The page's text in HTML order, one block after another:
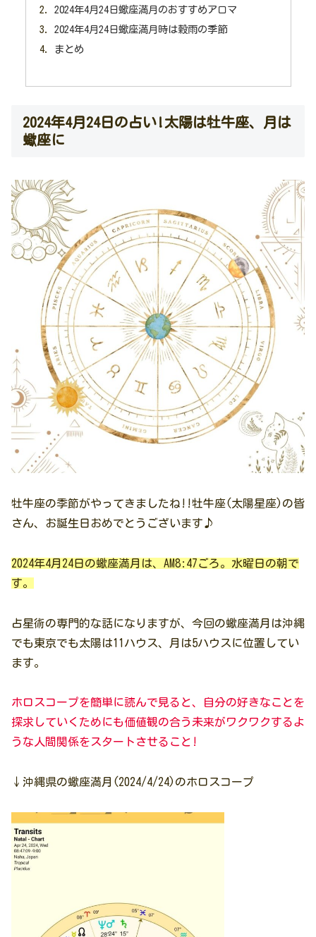
2024年4月24日蠍座満月のおすすめアロマ
2024年4月24日蠍座満月時は穀雨の季節
まとめ
2024年4月24日の占い!太陽は牡牛座、月は
蠍座に
牡牛座の季節がやってきましたね!!牡牛座(太陽星座)の皆
さん、お誕生日おめでとうございます♪
2024年4月24日の蠍座満月は、AM8:47ごろ。水曜日の朝で
す。
占星術の専門的な話になりますが、今回の蠍座満月は沖縄
でも東京でも太陽は11ハウス、月は5ハウスに位置してい
ます。
ホロスコープを簡単に読んで見ると、自分の好きなことを
探求していくためにも価値観の合う未来がワクワクするよ
うな人間関係をスタートさせること!
↓沖縄県の蠍座満月(2024/4/24)のホロスコープ